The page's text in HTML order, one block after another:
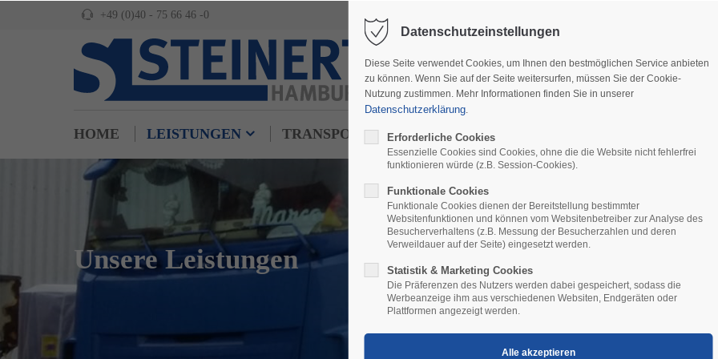
+49 (0)40 - 75 66 46 -0
HOME LEISTUNGEN TRANSPORTANFRAGE FIRMENGESCHICHTE
Unsere Leistungen
Datenschutzeinstellungen
Diese Seite verwendet Cookies, um Ihnen den bestmöglichen Service anbieten
zu können. Wenn Sie auf der Seite weitersurfen, müssen Sie der Cookie-
Nutzung zustimmen. Mehr Informationen finden Sie in unserer
Datenschutzerklärung.
Erforderliche Cookies
Essenzielle Cookies sind Cookies, ohne die die Website nicht fehlerfrei
funktionieren würde (z.B. Session-Cookies).
Funktionale Cookies
Funktionale Cookies dienen der Bereitstellung bestimmter
Websitenfunktionen und können vom Websitenbetreiber zur Analyse des
Besucherverhaltens (z.B. Messung der Besucherzahlen und deren
Verweildauer auf der Seite) eingesetzt werden.
Statistik & Marketing Cookies
Die Präferenzen des Nutzers werden dabei gespeichert, sodass die
Werbeanzeige ihm aus verschiedenen Websiten, Endgeräten oder
Plattformen angezeigt werden.